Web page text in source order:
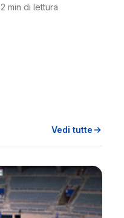
2 min di lettura
Vedi tutte